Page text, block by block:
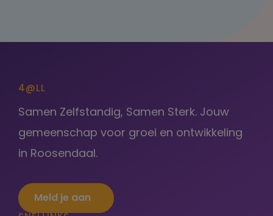
4@LL
Samen Zelfstandig, Samen Sterk. Jouw
gemeenschap voor groei en ontwikkeling
in Roosendaal.
Meld je aan